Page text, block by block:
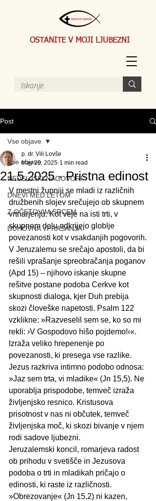
OSTANITE V MOJI LJUBEZNI
Post
Vse objave
NEDELJSKI NAGOVORI
DNEVI MED LETOM
Z OČETOVIM SRCEM
DUHOVNA VPRAŠANJA
Vse objave
21.5.2025 - Pristna edinost
p. dr. Vili Lovše
May 20, 2025 1 min read
V mestni župniji se mladi iz različnih
družbenih slojev srečujejo ob skupnem
vrtnarjenju. Kot veje na isti trti, v
skupnem delu odkrijejo globlje
povezanosti kot v vsakdanjih pogovorih.
V Jeruzalemu se srečajo apostoli, da bi
rešili vprašanje spreobračanja poganov
(Apd 15) – njihovo iskanje skupne
rešitve postane podoba Cerkve kot
skupnosti dialoga, kjer Duh prebija
skozi človeške napetosti. Psalm 122
vzklikne: »Razveselil sem se, ko so mi
rekli: ›V Gospodovo hišo pojdemo!‹«.
Izraža veliko hrepenenje po
povezanosti, ki presega vse razlike.
Jezus razkriva intimno podobo odnosa:
»Jaz sem trta, vi mladike« (Jn 15,5). Ne
uporablja prispodobe, temveč izraža
življenjsko resnico. Kristusova
prisotnost v nas ni občutek, temveč
življenjska moč, ki skozi bivanje v njem
rodi sadove ljubezni.
Jeruzalemski koncil, romarjeva radost
ob prihodu v svetišče in Jezusova
podoba o trti in mladikah pričajo o
edinosti, ki raste iz različnosti.
»Obrezovanje« (Jn 15,2) ni kazen,